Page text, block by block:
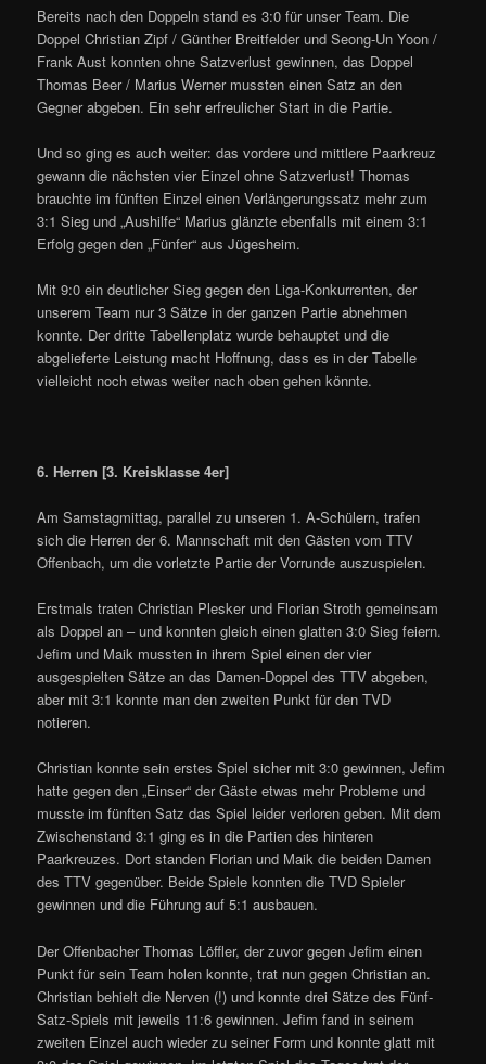
Bereits nach den Doppeln stand es 3:0 für unser Team. Die
Doppel Christian Zipf / Günther Breitfelder und Seong-Un Yoon /
Frank Aust konnten ohne Satzverlust gewinnen, das Doppel
Thomas Beer / Marius Werner mussten einen Satz an den
Gegner abgeben. Ein sehr erfreulicher Start in die Partie.
Und so ging es auch weiter: das vordere und mittlere Paarkreuz
gewann die nächsten vier Einzel ohne Satzverlust! Thomas
brauchte im fünften Einzel einen Verlängerungssatz mehr zum
3:1 Sieg und „Aushilfe“ Marius glänzte ebenfalls mit einem 3:1
Erfolg gegen den „Fünfer“ aus Jügesheim.
Mit 9:0 ein deutlicher Sieg gegen den Liga-Konkurrenten, der
unserem Team nur 3 Sätze in der ganzen Partie abnehmen
konnte. Der dritte Tabellenplatz wurde behauptet und die
abgelieferte Leistung macht Hoffnung, dass es in der Tabelle
vielleicht noch etwas weiter nach oben gehen könnte.
6. Herren [3. Kreisklasse 4er]
Am Samstagmittag, parallel zu unseren 1. A-Schülern, trafen
sich die Herren der 6. Mannschaft mit den Gästen vom TTV
Offenbach, um die vorletzte Partie der Vorrunde auszuspielen.
Erstmals traten Christian Plesker und Florian Stroth gemeinsam
als Doppel an – und konnten gleich einen glatten 3:0 Sieg feiern.
Jefim und Maik mussten in ihrem Spiel einen der vier
ausgespielten Sätze an das Damen-Doppel des TTV abgeben,
aber mit 3:1 konnte man den zweiten Punkt für den TVD
notieren.
Christian konnte sein erstes Spiel sicher mit 3:0 gewinnen, Jefim
hatte gegen den „Einser“ der Gäste etwas mehr Probleme und
musste im fünften Satz das Spiel leider verloren geben. Mit dem
Zwischenstand 3:1 ging es in die Partien des hinteren
Paarkreuzes. Dort standen Florian und Maik die beiden Damen
des TTV gegenüber. Beide Spiele konnten die TVD Spieler
gewinnen und die Führung auf 5:1 ausbauen.
Der Offenbacher Thomas Löffler, der zuvor gegen Jefim einen
Punkt für sein Team holen konnte, trat nun gegen Christian an.
Christian behielt die Nerven (!) und konnte drei Sätze des Fünf-
Satz-Spiels mit jeweils 11:6 gewinnen. Jefim fand in seinem
zweiten Einzel auch wieder zu seiner Form und konnte glatt mit